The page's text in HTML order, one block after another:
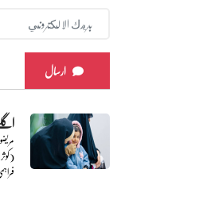
ارسال